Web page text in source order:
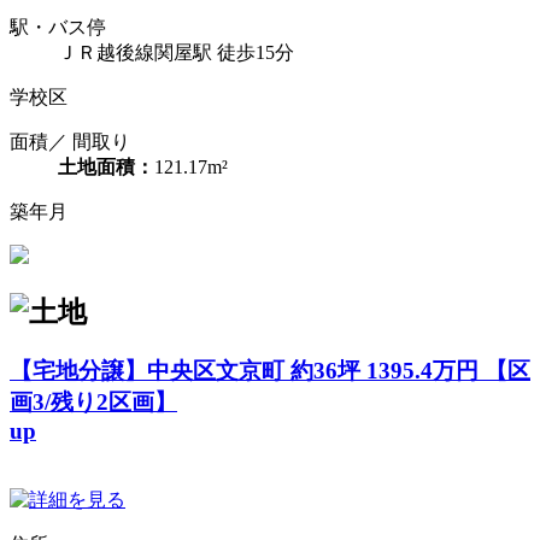
駅・バス停
ＪＲ越後線関屋駅 徒歩15分
学校区
面積／ 間取り
土地面積： 121.17m²
築年月
【宅地分譲】中央区文京町 約36坪 1395.4万円 【区
画3/残り2区画】
up